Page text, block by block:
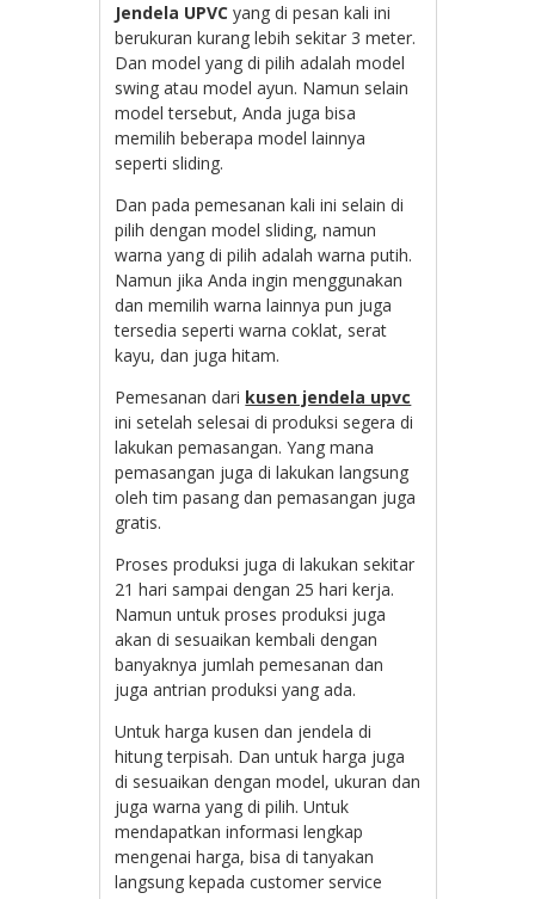
Jendela UPVC yang di pesan kali ini
berukuran kurang lebih sekitar 3 meter.
Dan model yang di pilih adalah model
swing atau model ayun. Namun selain
model tersebut, Anda juga bisa
memilih beberapa model lainnya
seperti sliding.
Dan pada pemesanan kali ini selain di
pilih dengan model sliding, namun
warna yang di pilih adalah warna putih.
Namun jika Anda ingin menggunakan
dan memilih warna lainnya pun juga
tersedia seperti warna coklat, serat
kayu, dan juga hitam.
Pemesanan dari kusen jendela upvc
ini setelah selesai di produksi segera di
lakukan pemasangan. Yang mana
pemasangan juga di lakukan langsung
oleh tim pasang dan pemasangan juga
gratis.
Proses produksi juga di lakukan sekitar
21 hari sampai dengan 25 hari kerja.
Namun untuk proses produksi juga
akan di sesuaikan kembali dengan
banyaknya jumlah pemesanan dan
juga antrian produksi yang ada.
Untuk harga kusen dan jendela di
hitung terpisah. Dan untuk harga juga
di sesuaikan dengan model, ukuran dan
juga warna yang di pilih. Untuk
mendapatkan informasi lengkap
mengenai harga, bisa di tanyakan
langsung kepada customer service